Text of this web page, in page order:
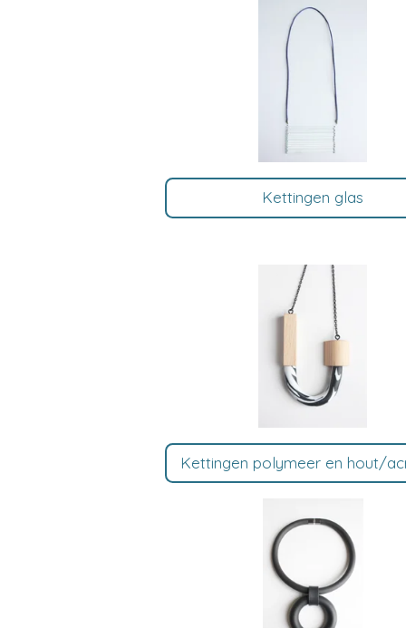
Kettingen glas
Kettingen polymeer en hout/